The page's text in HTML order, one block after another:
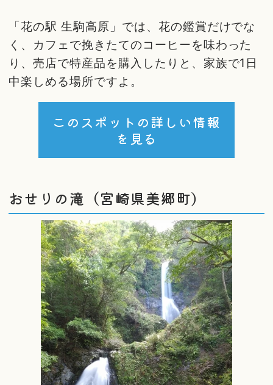
「花の駅 生駒高原」では、花の鑑賞だけでな
く、カフェで挽きたてのコーヒーを味わった
り、売店で特産品を購入したりと、家族で1日
中楽しめる場所ですよ。
このスポットの詳しい情報
を見る
おせりの滝（宮崎県美郷町）